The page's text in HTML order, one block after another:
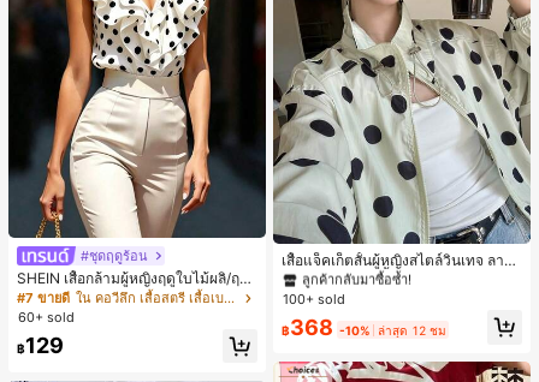
#ชุดฤดูร้อน
SHEIN เสื้อกล้ามผู้หญิงฤดูใบไม้ผลิ/ฤดูร้
อน ใหม่ สไตล์มินิมอลลำลองหรูหรา สีบ
ล็อก ลายจุด คอวี แพตช์เวิร์ก ชายระบา
ผู้หญิงฤดูใบไม้ผลิ/ฤดูร้อน, เสื้อหรูหราผู้
#7 ขายดี
ใน คอวีลึก เสื้อสตรี เสื้อเบลาส์ & Tee
60+ sold
฿129
เสื้อแจ็คเก็ตสั้นผู้หญิงสไตล์วินเทจ ลายจุ
ดขนาดใหญ่ คอตั้ง เอวเข้ารูป แขนพอง
ทรงหลวม แฟชั่นอเนกประสงค์ สำหรับใ
#1 ขายดี
ใน กระเป๋า เสื้อคลุมลำลอง
ลูกค้ากลับมาซื้อซ้ำ!
#1 ขายดี ใน กระเป๋า เสื้อคลุมลำลอง
ลูกค้ากลับมาซื้อซ้ำ!
#1 ขายดี ใน กระเป๋า เสื้อคลุมลำลอง
ลูกค้ากลับมาซื้อซ้ำ!
#1 ขายดี
ใน กระเป๋า เสื้อคลุมลำลอง
ลูกค้ากลับมาซื้อซ้ำ!
100+ sold
฿368 -10% ล่าสุด 12 ชม